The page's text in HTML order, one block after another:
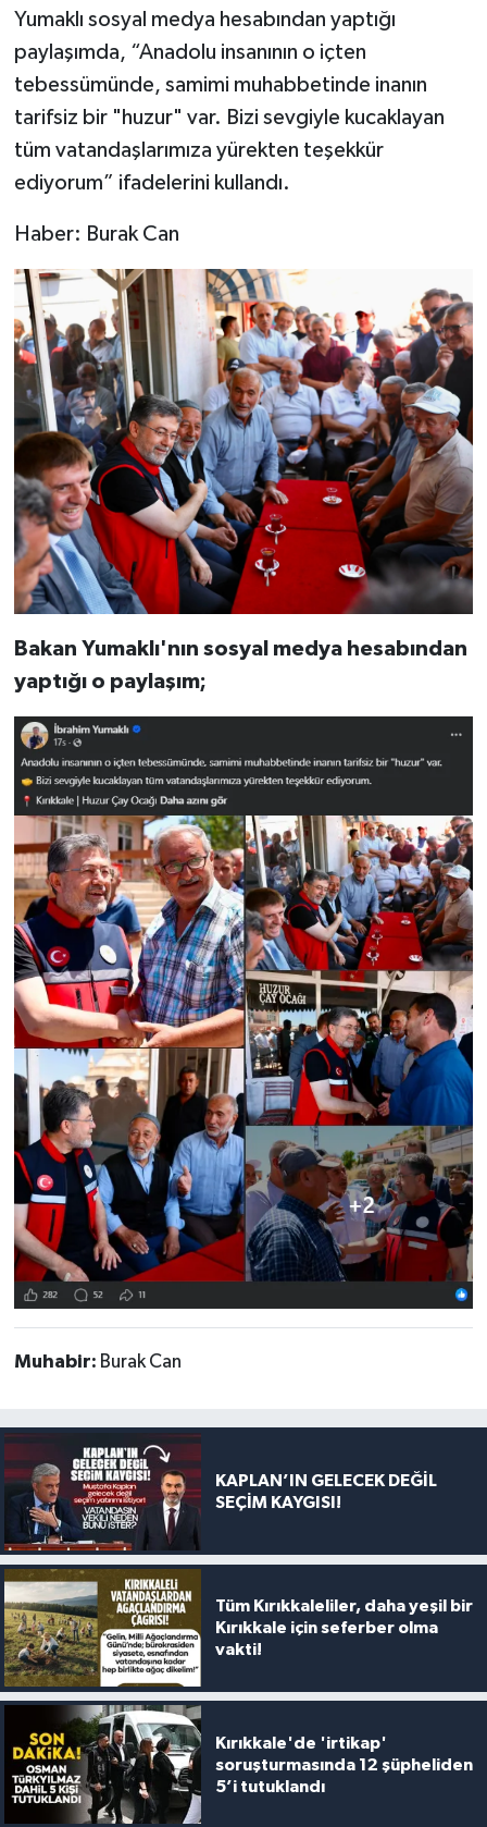
Yumaklı sosyal medya hesabından yaptığı
paylaşımda, “Anadolu insanının o içten
tebessümünde, samimi muhabbetinde inanın
tarifsiz bir "huzur" var. Bizi sevgiyle kucaklayan
tüm vatandaşlarımıza yürekten teşekkür
ediyorum” ifadelerini kullandı.
Haber: Burak Can
Bakan Yumaklı'nın sosyal medya hesabından
yaptığı o paylaşım;
Muhabir: Burak Can
KAPLAN’IN GELECEK DEĞİL
SEÇİM KAYGISI!
Tüm Kırıkkaleliler, daha yeşil bir
Kırıkkale için seferber olma
vakti!
Kırıkkale'de 'irtikap'
soruşturmasında 12 şüpheliden
5’i tutuklandı